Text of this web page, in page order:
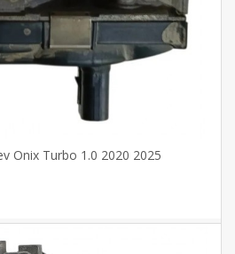
Onix Turbo 1.0 2020 2025